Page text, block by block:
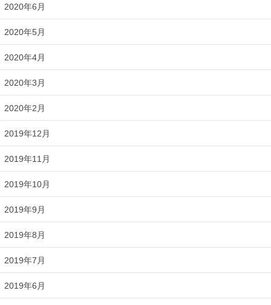
2020年6月
2020年5月
2020年4月
2020年3月
2020年2月
2019年12月
2019年11月
2019年10月
2019年9月
2019年8月
2019年7月
2019年6月